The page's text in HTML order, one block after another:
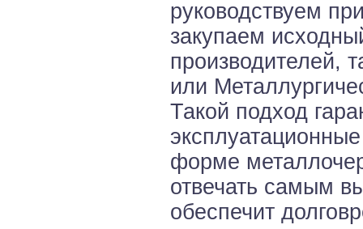
руководствуем
закупаем
производителей,
или
Такой подход
форме
отвечать самым
обеспечит